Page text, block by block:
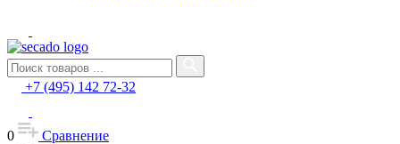
+7 (495) 142 72-32
0
Сравнение